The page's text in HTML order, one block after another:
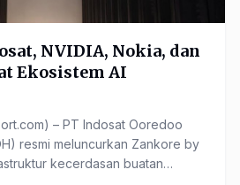
NVIDIA, Nokia, dan
Ekosistem AI
– PT Indosat Ooredoo
resmi meluncurkan Zankore by
kecerdasan buatan